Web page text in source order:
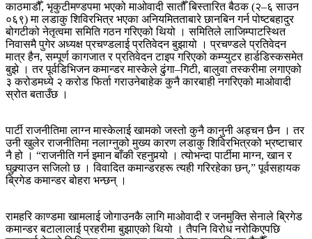
काठमाडौँ, भृकुटीमण्डपमा भएको माओवादी सातौँ बिस्तारित बैठक (२–६ साउन
०६९) मा लडाकु शिविरभित्र भएका अनियमितताबारे छानबिन गर्न पोष्टबहादुर
बोगटीको नेतृत्वमा समिति गठन गरिएको थियो । समितिले लाजिम्पाटस्थित
निवासमै पुगेर अध्यक्ष प्रचण्डलाई प्रतिवेदन बुझायो । प्रचण्डले प्रतिवेदन
मात्र हैन, सम्पूर्ण कागजात र प्रतिवेदन टाइप गरिएको कम्प्युटर हार्डडिस्कसमेत
बुझे । तर पूर्वडिभिजन कमान्डर मास्केले ढुंगा–गिटी, बालुवा तस्करीमा लगाएको
३ करोडमध्ये २ करोड फिर्ता गराउनेबाहेक कुनै कारबाही नगरिएको माओवादी
स्रोत बताउँछ ।
पार्टी राजनीतिमा लाग्न मास्केलाई खामको जस्तो कुनै कानुनी अड्चन छैन । तर
उनी खुलेर राजनीतिमा नलाग्नुको मुख्य कारण लडाकु शिविरभित्रको भ्रष्टाचार
नै हो । “राजनीति गर्न इमान बाँकी रहनुपर्‍यो । त्योभन्दा पार्टीमा माग्न, खान र
घुक्र्याउन सजिलो छ । विवादित कमान्डरहरू त्यही गरिरहेका छन्,” पूर्वसहायक
ब्रिगेड कमान्डर बोहरा भन्छन् ।
रामहरि काण्डमा खामलाई जोगाउनकै लागि माओवादी र जनमुक्ति सेनाले ब्रिगेड
कमान्डर बटालालाई प्रहरीमा बुझाएको थियो । तैपनि विरोध नरोकिएपछि